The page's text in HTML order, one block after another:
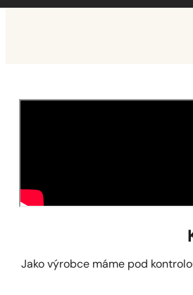
Jako výrobce máme pod